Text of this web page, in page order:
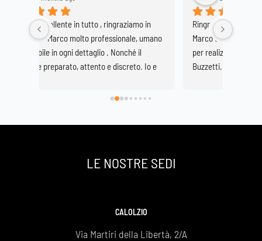
, ringraziamo in
professionale, umano
. Nonché il
e discreto. Io e
sarà per sempre la
Ringrazio, con mia sorella Daniela, il signor
Marco e tutti coloro che ci hanno supportato
per realizzare i funerali di nostra madre, Elvira
Buzzetti. Pur nella costernazione di una così
Basilica di Lecco vestita di fiori bianchi.
LE NOSTRE SEDI
CALOLZIO
Via Martiri della Libertà, 2/A